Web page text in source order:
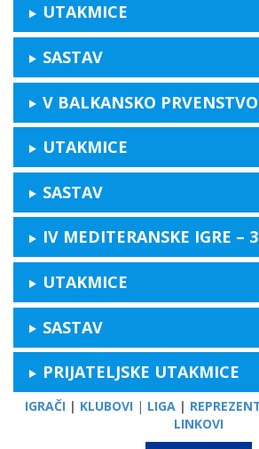
UTAKMICE
SASTAV
V BALKANSKO
UTAKMICE
SASTAV
IV MEDITERANSKE IGRE –
UTAKMICE
SASTAV
PRIJATELJSKE UTAKMICE
IGRAČI | KLUBOVI | LIGA |
LINKOVI